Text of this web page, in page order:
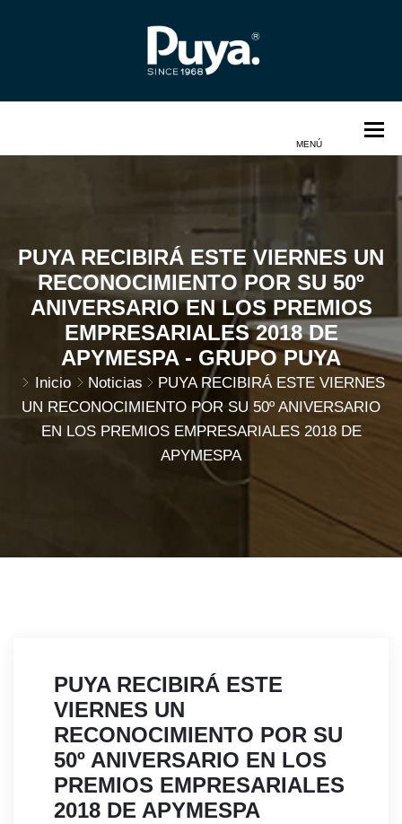
PUYA RECIBIRÁ ESTE VIERNES UN
RECONOCIMIENTO POR SU 50º
ANIVERSARIO EN LOS PREMIOS
EMPRESARIALES 2018 DE
APYMESPA - GRUPO PUYA
Inicio Noticias
PUYA RECIBIRÁ ESTE VIERNES
UN RECONOCIMIENTO POR SU 50º ANIVERSARIO
EN LOS PREMIOS EMPRESARIALES 2018 DE
APYMESPA
PUYA RECIBIRÁ ESTE
VIERNES UN
RECONOCIMIENTO POR SU
50º ANIVERSARIO EN LOS
PREMIOS EMPRESARIALES
2018 DE APYMESPA